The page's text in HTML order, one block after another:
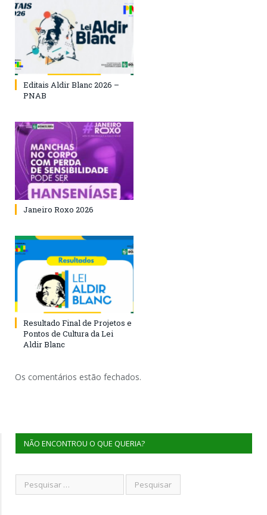
Editais Aldir Blanc 2026 –
PNAB
Janeiro Roxo 2026
Resultado Final de Projetos e
Pontos de Cultura da Lei
Aldir Blanc
Os comentários estão fechados.
NÃO ENCONTROU O QUE QUERIA?